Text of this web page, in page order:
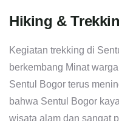
Hiking &
Kegiatan trekking di
berkembang Minat
Sentul Bogor terus
bahwa Sentul Bogor
wisata alam dan sangat